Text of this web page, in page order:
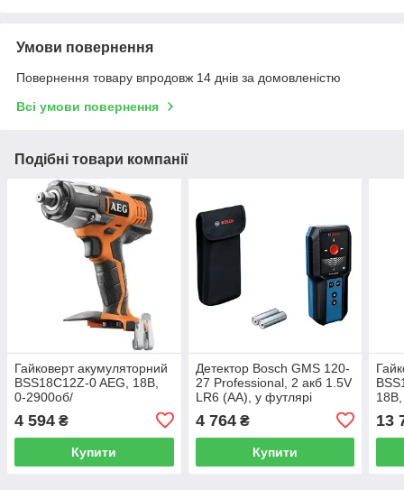
Умови повернення
Повернення товару впродовж 14 днів за домовленістю
Всі умови повернення
Подібні товари компанії
Гайковерт акумуляторний
BSS18C12Z-0 AEG, 18В,
0-2900об/
4 594 ₴
Купити
Детектор Bosch GMS 120-
27 Professional, 2 акб 1.5V
LR6 (AA), у футлярі
4 764₴
Купити
13